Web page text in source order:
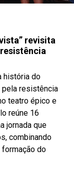
revisita
história do
resistência
teatro épico e
reúne 16
jornada que
combinando
formação do